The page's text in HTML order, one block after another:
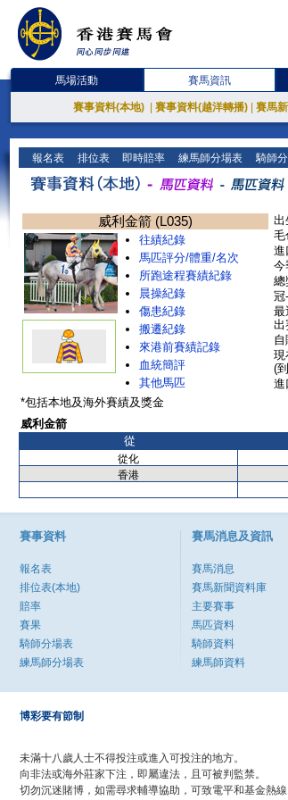
馬場活動 賽馬資訊
賽事資料(本地) 賽事資料(越洋轉播) 賽馬
報名表 排位表 即時賠率 練馬師分場表 騎師
威利金箭 (L035)
往績紀錄
馬匹評分/體重/名次
所跑途程賽績紀錄
晨操紀錄
傷患紀錄
搬遷紀錄
來港前賽績記錄
血統簡評
其他馬匹
出
毛
進
今
總
冠
最
出
現
(
進
*包括本地及海外賽績及獎金
威利金箭
從
從化
香港
賽事資料
報名表
排位表(本地)
賠率
賽果
騎師分場表
練馬師分場表
賽馬消息及資訊
賽馬消息
賽馬新聞資料庫
主要賽事
馬匹資料
騎師資料
練馬師資料
博彩要有節制
未滿十八歲人士不得投注或進入可投注的地方。
向非法或海外莊家下注，即屬違法，且可被判監禁。
切勿沉迷賭博，如需尋求輔導協助，可致電平和基金熱線